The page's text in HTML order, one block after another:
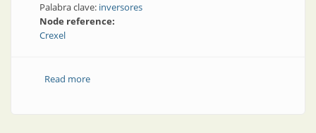
Palabra clave: inversores
Node reference:
Crexel
Read moreabout Inversores | Nuevas tecnologías para el sector